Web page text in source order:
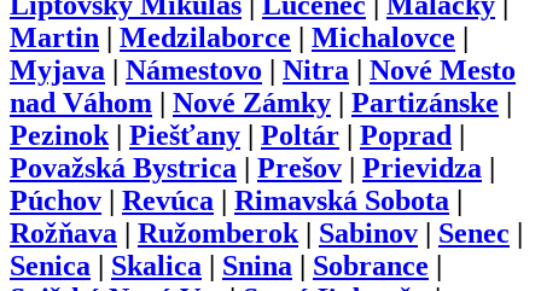
Martin
Medzilaborce Michalovce
Myjava
Námestovo Nitra
Nové Mesto
nad Váhom
Nové Zámky Partizánske
Pezinok| Piešťany Poltár Poprad
Považská Bystrica
Prešov Prievidza
Púchov
Revúca Rimavská Sobota
Rožňava
Ružomberok| Sabinov Senec
Senica
Skalica Snina Sobrance